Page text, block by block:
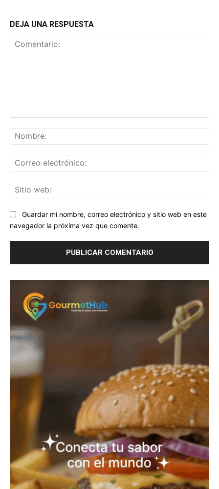
DEJA UNA RESPUESTA
Guardar mi nombre, correo electrónico y sitio web en este
navegador la próxima vez que comente.